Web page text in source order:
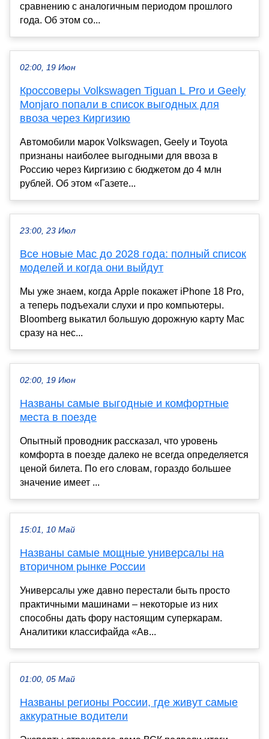
сравнению с аналогичным периодом прошлого
года. Об этом со...
02:00, 19 Июн
Кроссоверы Volkswagen Tiguan L Pro и Geely
Monjaro попали в список выгодных для
ввоза через Киргизию
Автомобили марок Volkswagen, Geely и Toyota
признаны наиболее выгодными для ввоза в
Россию через Киргизию с бюджетом до 4 млн
рублей. Об этом «Газете...
23:00, 23 Июл
Все новые Mac до 2028 года: полный список
моделей и когда они выйдут
Мы уже знаем, когда Apple покажет iPhone 18 Pro,
а теперь подъехали слухи и про компьютеры.
Bloomberg выкатил большую дорожную карту Mac
сразу на нес...
02:00, 19 Июн
Названы самые выгодные и комфортные
места в поезде
Опытный проводник рассказал, что уровень
комфорта в поезде далеко не всегда определяется
ценой билета. По его словам, гораздо большее
значение имеет ...
15:01, 10 Май
Названы самые мощные универсалы на
вторичном рынке России
Универсалы уже давно перестали быть просто
практичными машинами – некоторые из них
способны дать фору настоящим суперкарам.
Аналитики классифайда «Ав...
01:00, 05 Май
Названы регионы России, где живут самые
аккуратные водители